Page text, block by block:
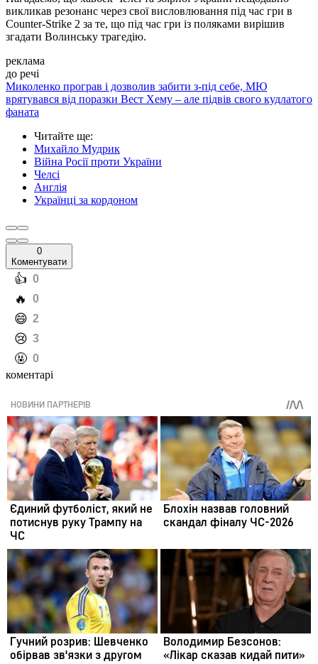
викликав резонанс через свої висловлювання під час гри в
Counter-Strike 2 за те, що під час гри із поляками вирішив
згадати Волинську трагедію.
реклама
до речі
Миколенко програв і дозволив забити з-під себе, МЮ
врятувався від поразки Вест Хему – але підвів свого кудлатого
фаната
Читайте ще:
Михайло Мудрик
Війна Росії проти України
Челсі
Англія
Українці за кордоном
0
Коментувати
️👍 0
️🔥 0
️😄 2
️😢 3
️🤬 0
коментарі